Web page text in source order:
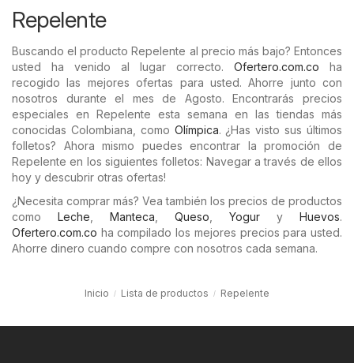
Repelente
Buscando el producto Repelente al precio más bajo? Entonces
usted ha venido al lugar correcto. Ofertero.com.co ha
recogido las mejores ofertas para usted. Ahorre junto con
nosotros durante el mes de Agosto. Encontrarás precios
especiales en Repelente esta semana en las tiendas más
conocidas Colombiana, como Olímpica. ¿Has visto sus últimos
folletos? Ahora mismo puedes encontrar la promoción de
Repelente en los siguientes folletos: Navegar a través de ellos
hoy y descubrir otras ofertas!
¿Necesita comprar más? Vea también los precios de productos
como Leche Manteca Queso Yogur y Huevos.
Ofertero.com.co ha compilado los mejores precios para usted.
Ahorre dinero cuando compre con nosotros cada semana.
Inicio Lista de productos Repelente